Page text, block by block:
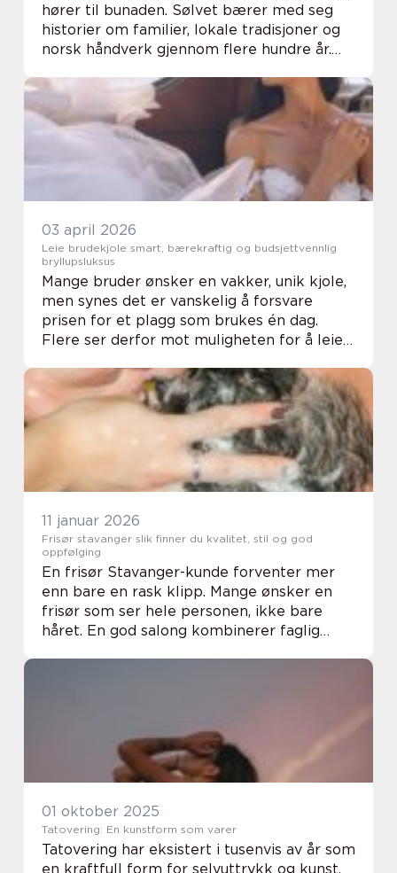
hører til bunaden. Sølvet bærer med seg
historier om familier, lokale tradisjoner og
norsk håndverk gjennom flere hundre år.
når en bunad skal arves, suppleres eller ...
03 april 2026
Leie brudekjole smart, bærekraftig og budsjettvennlig
bryllupsluksus
Mange bruder ønsker en vakker, unik kjole,
men synes det er vanskelig å forsvare
prisen for et plagg som brukes én dag.
Flere ser derfor mot muligheten for å leie
løsningen gir tilgang til kjoler i høy
kvalitet,...
11 januar 2026
Frisør stavanger slik finner du kvalitet, stil og god
oppfølging
En frisør Stavanger-kunde forventer mer
enn bare en rask klipp. Mange ønsker en
frisør som ser hele personen, ikke bare
håret. En god salong kombinerer faglig
01 oktober 2025
Tatovering: En kunstform som varer
Tatovering har eksistert i tusenvis av år som
en kraftfull form for selvuttrykk og kunst.